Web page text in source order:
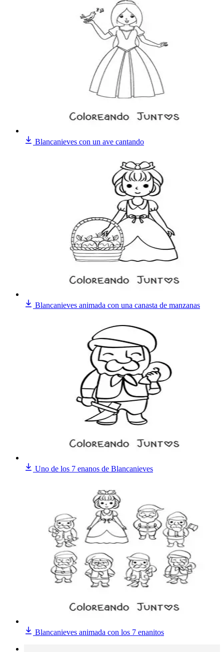
Blancanieves con un ave cantando
Blancanieves animada con una canasta de manzanas
Uno de los 7 enanos de Blancanieves
Blancanieves animada con los 7 enanitos